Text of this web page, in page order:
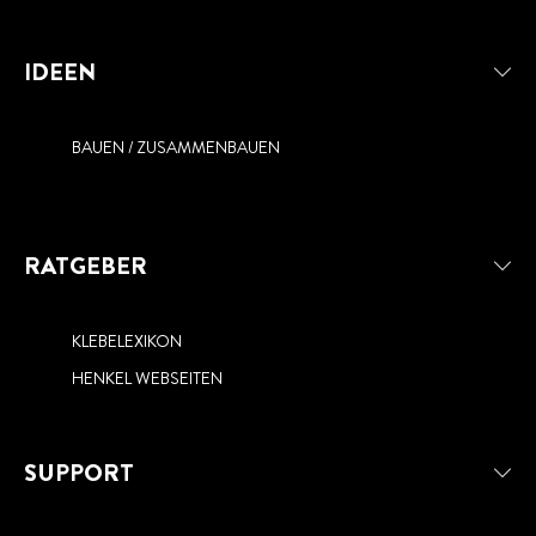
IDEEN
BAUEN / ZUSAMMENBAUEN
RATGEBER
KLEBELEXIKON
HENKEL WEBSEITEN
SUPPORT